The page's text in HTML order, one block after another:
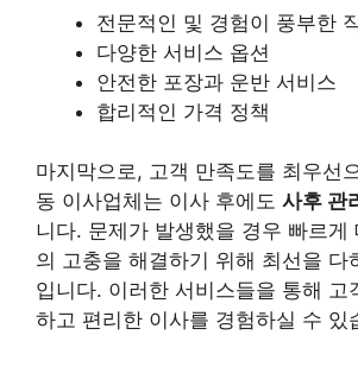
전문적인 및 경험이 풍부한
다양한 서비스 옵션
안전한 포장과 운반 서비스
합리적인 가격 정책
마지막으로, 고객 만족도를 최우선
동 이사업체는 이사 후에도 사후 관
니다. 문제가 발생했을 경우 빠르게
의 고충을 해결하기 위해 최선을 다
입니다. 이러한 서비스들을 통해 고
하고 편리한 이사를 경험하실 수 있